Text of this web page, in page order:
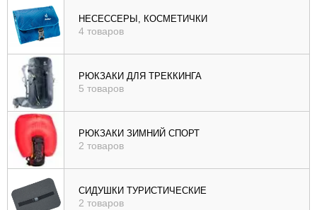
НЕСЕССЕРЫ, КОСМЕТИЧКИ
4 товаров
РЮКЗАКИ ДЛЯ ТРЕККИНГА
5 товаров
РЮКЗАКИ ЗИМНИЙ СПОРТ
2 товаров
СИДУШКИ ТУРИСТИЧЕСКИЕ
2 товаров